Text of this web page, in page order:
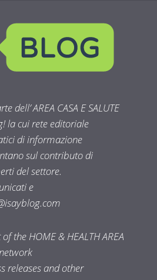
dell’ AREA CASA E SALUTE
la cui rete editoriale
di informazione
sul contributo di
del settore.
e
the HOME & HEALTH AREA
releases and other